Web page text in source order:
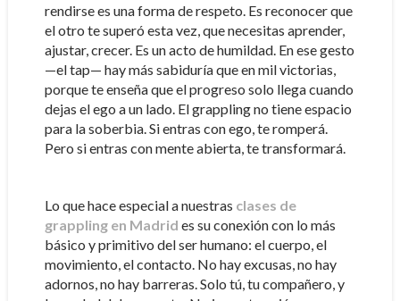
rendirse es una forma de respeto. Es reconocer que
el otro te superó esta vez, que necesitas aprender,
ajustar, crecer. Es un acto de humildad. En ese gesto
—el tap— hay más sabiduría que en mil victorias,
porque te enseña que el progreso solo llega cuando
dejas el ego a un lado. El grappling no tiene espacio
para la soberbia. Si entras con ego, te romperá.
Pero si entras con mente abierta, te transformará.
Lo que hace especial a nuestras clases de
grappling en Madrid es su conexión con lo más
básico y primitivo del ser humano: el cuerpo, el
movimiento, el contacto. No hay excusas, no hay
adornos, no hay barreras. Solo tú, tu compañero, y